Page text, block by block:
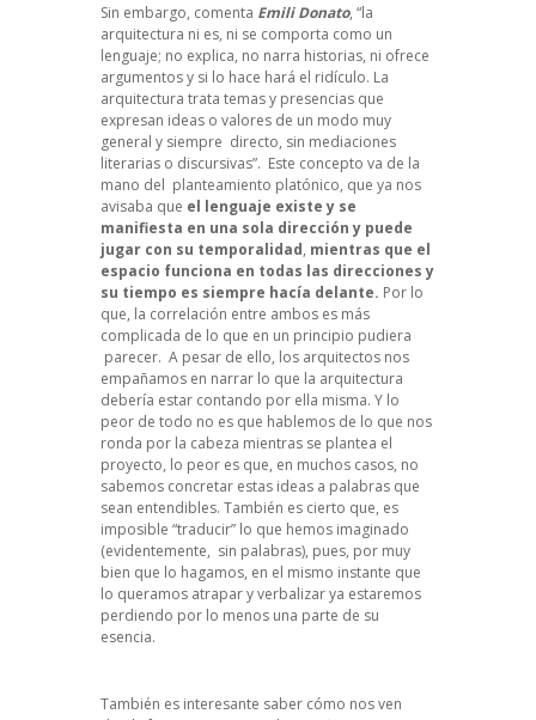
Sin embargo, comenta Emili Donato, “la
arquitectura ni es, ni se comporta como un
lenguaje; no explica, no narra historias, ni ofrece
argumentos y si lo hace hará el ridículo. La
arquitectura trata temas y presencias que
expresan ideas o valores de un modo muy
general y siempre directo, sin mediaciones
literarias o discursivas”. Este concepto va de la
mano del planteamiento platónico, que ya nos
avisaba que el lenguaje existe y se
manifiesta en una sola dirección y puede
jugar con su temporalidad, mientras que el
espacio funciona en todas las direcciones y
su tiempo es siempre hacía delante. Por lo
que, la correlación entre ambos es más
complicada de lo que en un principio pudiera
parecer. A pesar de ello, los arquitectos nos
empañamos en narrar lo que la arquitectura
debería estar contando por ella misma. Y lo
peor de todo no es que hablemos de lo que nos
ronda por la cabeza mientras se plantea el
proyecto, lo peor es que, en muchos casos, no
sabemos concretar estas ideas a palabras que
sean entendibles. También es cierto que, es
imposible “traducir” lo que hemos imaginado
(evidentemente, sin palabras), pues, por muy
bien que lo hagamos, en el mismo instante que
lo queramos atrapar y verbalizar ya estaremos
perdiendo por lo menos una parte de su
esencia.
También es interesante saber cómo nos ven